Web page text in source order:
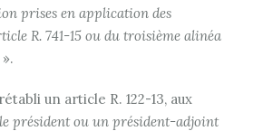
prises en application des
R. 741-15 ou du troisième alinéa
».
un article R. 122-13, aux
le président ou un président-adjoint